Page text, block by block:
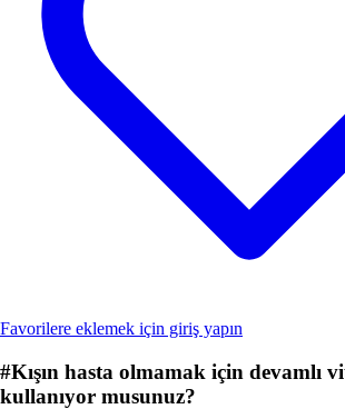
Favorilere eklemek için giriş yapın
#Kışın hasta olmamak için devamlı
kullanıyor musunuz?